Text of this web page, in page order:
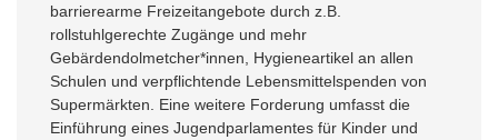
barrierearme Freizeitangebote durch z.B.
rollstuhlgerechte Zugänge und mehr
Gebärdendolmetcher*innen, Hygieneartikel an allen
Schulen und verpflichtende Lebensmittelspenden von
Supermärkten. Eine weitere Forderung umfasst die
Einführung eines Jugendparlamentes für Kinder und